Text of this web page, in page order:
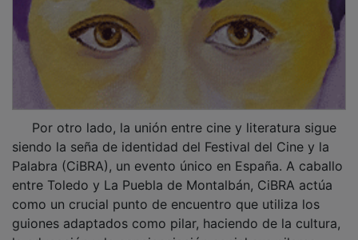
siendo la seña de identidad del Festival del Cine y la
Palabra (CiBRA), un evento único en España. A caballo
entre Toledo y La Puebla de Montalbán, CiBRA actúa
como un crucial punto de encuentro que utiliza los
guiones adaptados como pilar, haciendo de la cultura,
la educación y la concienciación social sus pilares